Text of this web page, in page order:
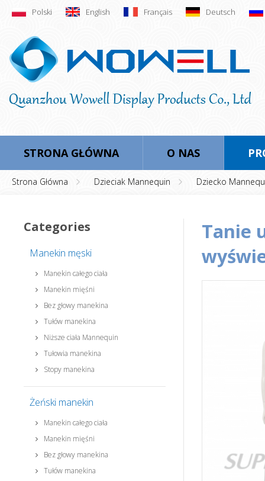
Polski English Français Deutsch
STRONA GŁÓWNA O NAS
Strona Główna Dzieciak Mannequin Dziecko
Categories
Manekin męski
Manekin całego ciała
Manekin mięśni
Bez głowy manekina
Tułów manekina
Niższe ciała Mannequin
Tułowia manekina
Stopy manekina
Żeński manekin
Manekin całego ciała
Manekin mięśni
Bez głowy manekina
Tułów manekina
tanie używane dziecko manekin do